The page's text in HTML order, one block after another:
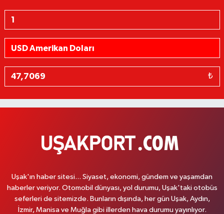
₺
Uşak'ın haber sitesi... Siyaset, ekonomi, gündem ve yaşamdan
haberler veriyor. Otomobil dünyası, yol durumu, Uşak'taki otobüs
seferleri de sitemizde. Bunların dışında, her gün Uşak, Aydın,
İzmir, Manisa ve Muğla gibi illerden hava durumu yayınlıyor.